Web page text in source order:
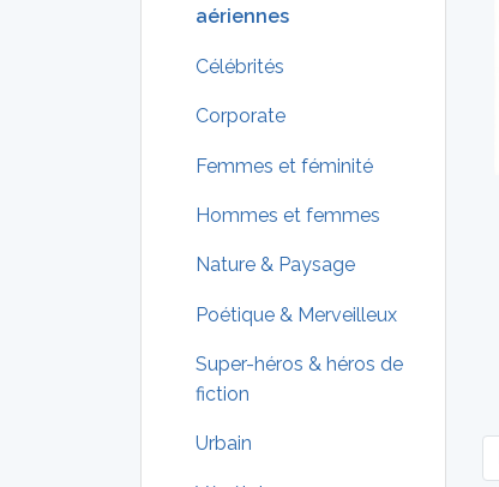
aériennes
Célébrités
Corporate
Femmes et féminité
Hommes et femmes
Nature & Paysage
Poétique & Merveilleux
Super-héros & héros de
fiction
Urbain